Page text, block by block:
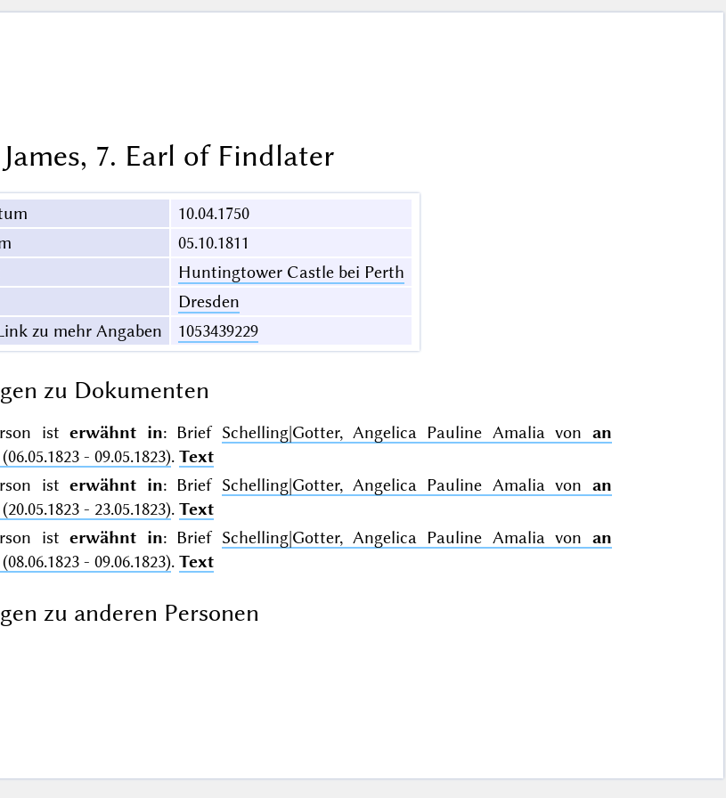
7. Earl of Findlater
10.04.1750
05.10.1811
Huntingtower Castle bei Perth
Dresden
zu mehr Angaben
1053439229
zu Dokumenten
isterwähnt in: Brief Schelling|Gotter, Angelica Pauline Amalia von an
(06.05.1823 - 09.05.1823). Text
isterwähnt in: Brief Schelling|Gotter, Angelica Pauline Amalia von an
(20.05.1823 - 23.05.1823). Text
isterwähnt in: Brief Schelling|Gotter, Angelica Pauline Amalia von an
(08.06.1823 - 09.06.1823). Text
zu anderen Personen